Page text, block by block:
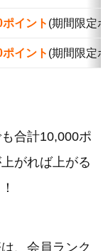
イント (期間限定
イント (期間限定
合計10,000ポ
がれば上がる
、会員ランク